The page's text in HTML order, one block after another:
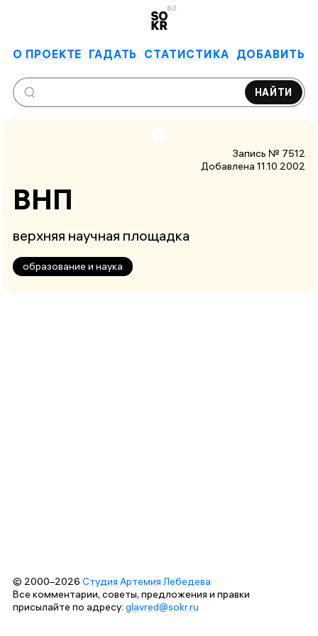
6.0
О ПРОЕКТЕ ГАДАТЬ СТАТИСТИКА ДОБАВИТЬ
НАЙТИ
Запись № 7512
Добавлена 11.10.2002
ВНП
верхняя научная площадка
образование и наука
© 2000–2026 Студия Артемия Лебедева
Все комментарии, советы, предложения и правки
присылайте по адресу: glavred@sokr.ru